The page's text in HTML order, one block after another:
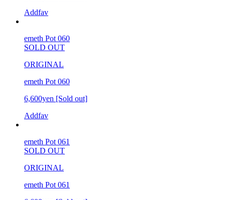
Addfav
emeth Pot 060
SOLD OUT
ORIGINAL
emeth Pot 060
6,600yen [Sold out]
Addfav
emeth Pot 061
SOLD OUT
ORIGINAL
emeth Pot 061